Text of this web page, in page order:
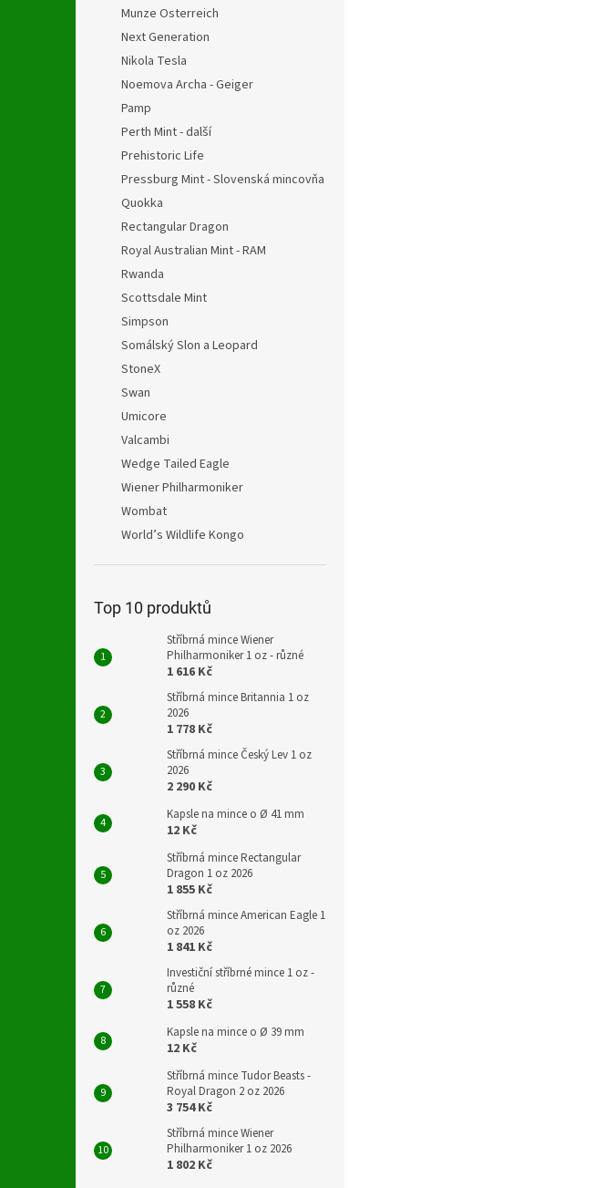
Munze Osterreich
Next Generation
Nikola Tesla
Noemova Archa - Geiger
Pamp
Perth Mint - další
Prehistoric Life
Pressburg Mint - Slovenská mincovňa
Quokka
Rectangular Dragon
Royal Australian Mint - RAM
Rwanda
Scottsdale Mint
Simpson
Somálský Slon a Leopard
StoneX
Swan
Umicore
Valcambi
Wedge Tailed Eagle
Wiener Philharmoniker
Wombat
World’s Wildlife Kongo
Top 10 produktů
Stříbrná mince Wiener
Philharmoniker 1 oz - různé
1 616 Kč
Stříbrná mince Britannia 1 oz
2026
1 778 Kč
Stříbrná mince Český Lev 1 oz
2026
2 290 Kč
Kapsle na mince o Ø 41 mm
12 Kč
Stříbrná mince Rectangular
Dragon 1 oz 2026
1 855 Kč
Stříbrná mince American Eagle 1
oz 2026
1 841 Kč
Investiční stříbrné mince 1 oz -
různé
1 558 Kč
Kapsle na mince o Ø 39 mm
12 Kč
Stříbrná mince Tudor Beasts -
Royal Dragon 2 oz 2026
3 754 Kč
Stříbrná mince Wiener
Philharmoniker 1 oz 2026
1 802 Kč